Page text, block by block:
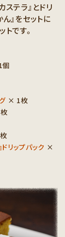
テラ』とドリ
』をセットに
です。
× 1枚
リップパック ×